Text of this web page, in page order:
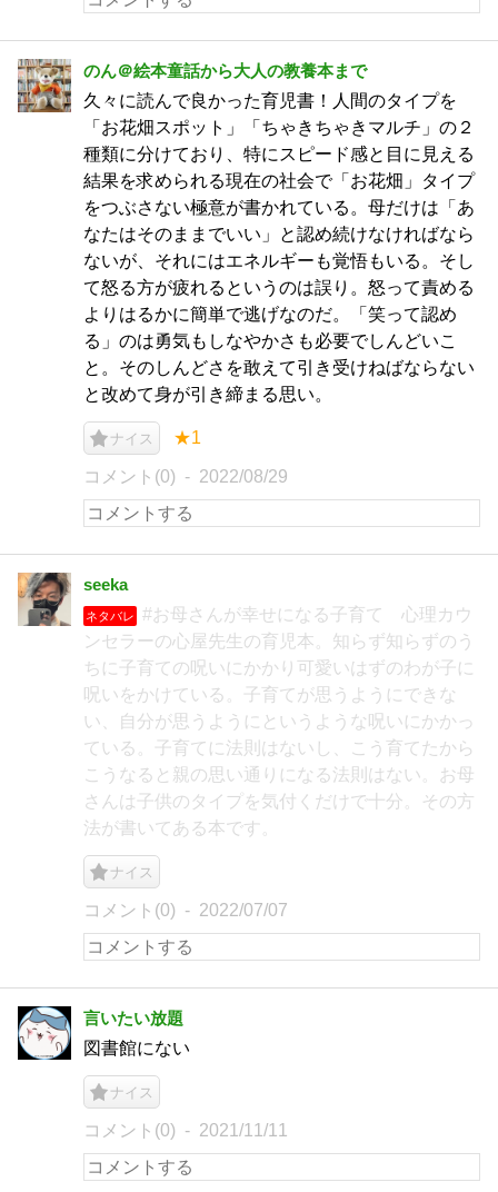
のん＠絵本童話から大人の教養本まで
久々に読んで良かった育児書！人間のタイプを
「お花畑スポット」「ちゃきちゃきマルチ」の２
種類に分けており、特にスピード感と目に見える
結果を求められる現在の社会で「お花畑」タイプ
をつぶさない極意が書かれている。母だけは「あ
なたはそのままでいい」と認め続けなければなら
ないが、それにはエネルギーも覚悟もいる。そし
て怒る方が疲れるというのは誤り。怒って責める
よりはるかに簡単で逃げなのだ。「笑って認め
る」のは勇気もしなやかさも必要でしんどいこ
と。そのしんどさを敢えて引き受けねばならない
と改めて身が引き締まる思い。
ナイス ★1
コメント(0) 2022/08/29
seeka
ネタバレ
#お母さんが幸せになる子育て 心理カウ
ンセラーの心屋先生の育児本。知らず知らずのう
ちに子育ての呪いにかかり可愛いはずのわが子に
呪いをかけている。子育てが思うようにできな
い、自分が思うようにというような呪いにかかっ
ている。子育てに法則はないし、こう育てたから
こうなると親の思い通りになる法則はない。お母
さんは子供のタイプを気付くだけで十分。その方
法が書いてある本です。
ナイス
コメント(0) 2022/07/07
言いたい放題
図書館にない
ナイス
コメント(0) 2021/11/11